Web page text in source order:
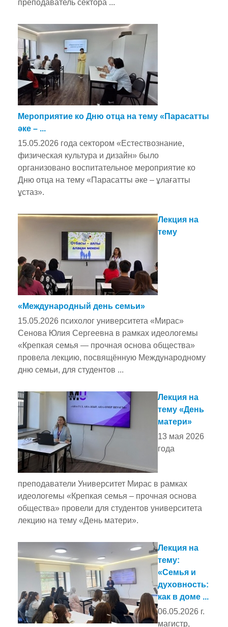
преподаватель сектора ...
Мероприятие ко Дню отца на тему «Парасатты
әке – ...
15.05.2026 года сектором «Естествознание,
физическая культура и дизайн» было
организовано воспитательное мероприятие ко
Дню отца на тему «Парасатты әке – ұлағатты
ұстаз».
Лекция на
тему
«Международный день семьи»
15.05.2026 психолог университета «Мирас»
Сенова Юлия Сергеевна в рамках идеологемы
«Крепкая семья — прочная основа общества»
провела лекцию, посвящённую Международному
дню семьи, для студентов ...
Лекция на
тему «День
матери»
13 мая 2026
года
преподаватели Университет Мирас в рамках
идеологемы «Крепкая семья – прочная основа
общества» провели для студентов университета
лекцию на тему «День матери».
Лекция на
тему:
«Семья и
духовность:
как в доме ...
06.05.2026 г.
магистр,